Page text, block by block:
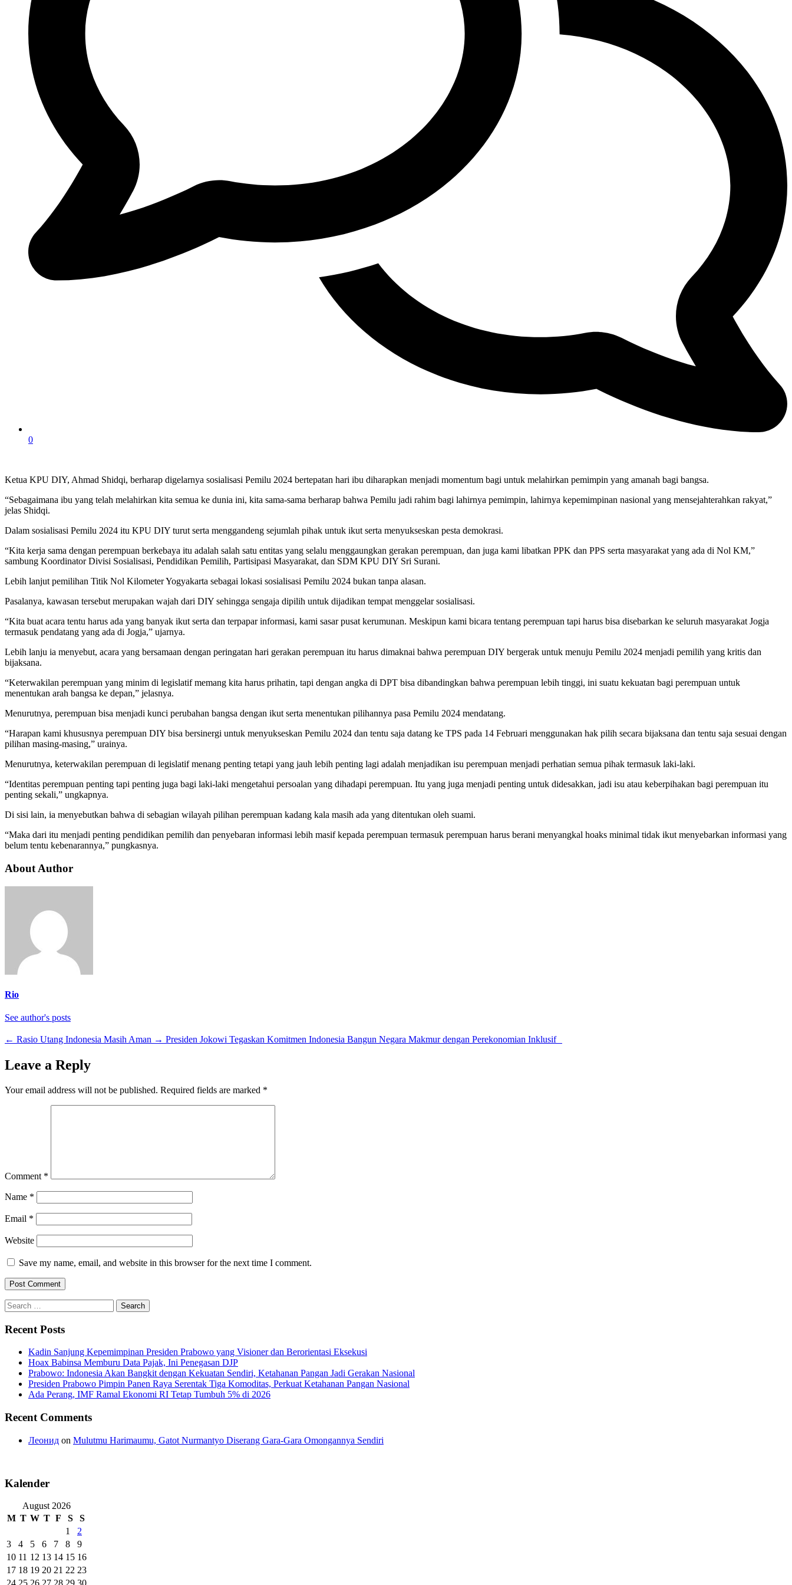
0
Ketua KPU DIY, Ahmad Shidqi, berharap digelarnya sosialisasi Pemilu 2024 bertepatan hari ibu diharapkan menjadi momentum bagi untuk melahirkan pemimpin yang amanah bagi bangsa.
“Sebagaimana ibu yang telah melahirkan kita semua ke dunia ini, kita sama-sama berharap bahwa Pemilu jadi rahim bagi lahirnya pemimpin, lahirnya kepemimpinan nasional yang mensejahterahkan rakyat,”
jelas Shidqi.
Dalam sosialisasi Pemilu 2024 itu KPU DIY turut serta menggandeng sejumlah pihak untuk ikut serta menyukseskan pesta demokrasi.
“Kita kerja sama dengan perempuan berkebaya itu adalah salah satu entitas yang selalu menggaungkan gerakan perempuan, dan juga kami libatkan PPK dan PPS serta masyarakat yang ada di Nol KM,”
sambung Koordinator Divisi Sosialisasi, Pendidikan Pemilih, Partisipasi Masyarakat, dan SDM KPU DIY Sri Surani.
Lebih lanjut pemilihan Titik Nol Kilometer Yogyakarta sebagai lokasi sosialisasi Pemilu 2024 bukan tanpa alasan.
Pasalanya, kawasan tersebut merupakan wajah dari DIY sehingga sengaja dipilih untuk dijadikan tempat menggelar sosialisasi.
“Kita buat acara tentu harus ada yang banyak ikut serta dan terpapar informasi, kami sasar pusat kerumunan. Meskipun kami bicara tentang perempuan tapi harus bisa disebarkan ke seluruh masyarakat Jogja
termasuk pendatang yang ada di Jogja,” ujarnya.
Lebih lanju ia menyebut, acara yang bersamaan dengan peringatan hari gerakan perempuan itu harus dimaknai bahwa perempuan DIY bergerak untuk menuju Pemilu 2024 menjadi pemilih yang kritis dan
bijaksana.
“Keterwakilan perempuan yang minim di legislatif memang kita harus prihatin, tapi dengan angka di DPT bisa dibandingkan bahwa perempuan lebih tinggi, ini suatu kekuatan bagi perempuan untuk
menentukan arah bangsa ke depan,” jelasnya.
Menurutnya, perempuan bisa menjadi kunci perubahan bangsa dengan ikut serta menentukan pilihannya pasa Pemilu 2024 mendatang.
“Harapan kami khususnya perempuan DIY bisa bersinergi untuk menyukseskan Pemilu 2024 dan tentu saja datang ke TPS pada 14 Februari menggunakan hak pilih secara bijaksana dan tentu saja sesuai dengan
pilihan masing-masing,” urainya.
Menurutnya, keterwakilan perempuan di legislatif menang penting tetapi yang jauh lebih penting lagi adalah menjadikan isu perempuan menjadi perhatian semua pihak termasuk laki-laki.
“Identitas perempuan penting tapi penting juga bagi laki-laki mengetahui persoalan yang dihadapi perempuan. Itu yang juga menjadi penting untuk didesakkan, jadi isu atau keberpihakan bagi perempuan itu
penting sekali,” ungkapnya.
Di sisi lain, ia menyebutkan bahwa di sebagian wilayah pilihan perempuan kadang kala masih ada yang ditentukan oleh suami.
“Maka dari itu menjadi penting pendidikan pemilih dan penyebaran informasi lebih masif kepada perempuan termasuk perempuan harus berani menyangkal hoaks minimal tidak ikut menyebarkan informasi yang
belum tentu kebenarannya,” pungkasnya.
About Author
Rio
See author's posts
← Rasio Utang Indonesia Masih Aman → Presiden Jokowi Tegaskan Komitmen Indonesia Bangun Negara Makmur dengan Perekonomian Inklusif
Leave a Reply
Your email address will not be published. Required fields are marked *
Comment *
Name *
Email *
Website
Save my name, email, and website in this browser for the next time I comment.
Search
for:
Recent Posts
Kadin Sanjung Kepemimpinan Presiden Prabowo yang Visioner dan Berorientasi Eksekusi
Hoax Babinsa Memburu Data Pajak, Ini Penegasan DJP
Prabowo: Indonesia Akan Bangkit dengan Kekuatan Sendiri, Ketahanan Pangan Jadi Gerakan Nasional
Presiden Prabowo Pimpin Panen Raya Serentak Tiga Komoditas, Perkuat Ketahanan Pangan Nasional
Ada Perang, IMF Ramal Ekonomi RI Tetap Tumbuh 5% di 2026
Recent Comments
Леонид on Mulutmu Harimaumu, Gatot Nurmantyo Diserang Gara-Gara Omongannya Sendiri
Kalender
August 2026
M T W T F S
S
1
2
3
4 5 6 7 8
9
10 11 12 13 14 15 16
17 18 19 20 21 22 23